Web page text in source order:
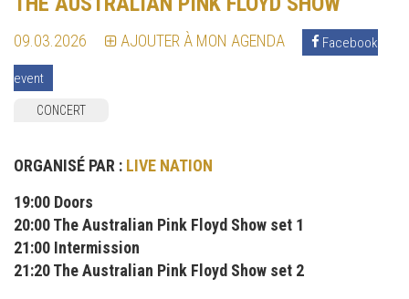
09.03.2026 AJOUTER À MON AGENDA Facebook
event
CONCERT
ORGANISÉ PAR : LIVE NATION
19:00 Doors
20:00 The Australian Pink Floyd Show set 1
21:00 Intermission
21:20 The Australian Pink Floyd Show set 2